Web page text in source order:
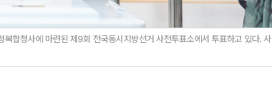
합청사에 마련된 제9회 전국동시지방선거 사전투표소에서 투표하고 있다. 사